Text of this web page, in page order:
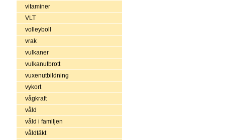
vitaminer
VLT
volleyboll
vrak
vulkaner
vulkanutbrott
vuxenutbildning
vykort
vågkraft
våld
våld i familjen
våldtäkt